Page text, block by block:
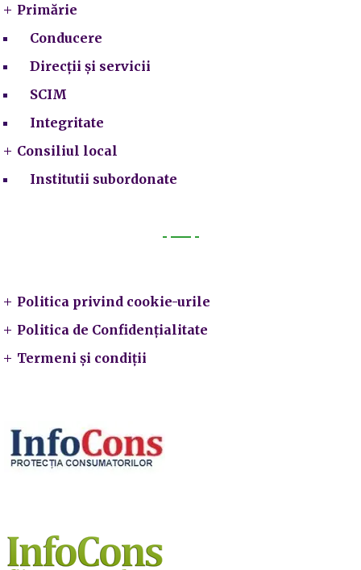
Primărie
Conducere
Direcții și servicii
SCIM
Integritate
Consiliul local
Institutii subordonate
Politica privind cookie-urile
Politica de Confidențialitate
Termeni și condiții